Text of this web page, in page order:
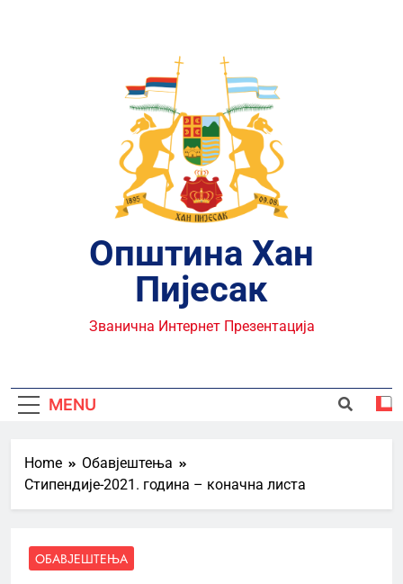
Општина Хан
Пијесак
Званична Интернет Презентација
MENU
Home
Обавјештења
Стипендије-2021. година – коначна листа
ОБАВЈЕШТЕЊА